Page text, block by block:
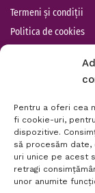
Pentru a oferi cea
fi cookie-uri,
dispozitive.
să procesăm date,
uri unice pe acest
retragi
unor anumite
Termeni și condiții
Politica de cookies